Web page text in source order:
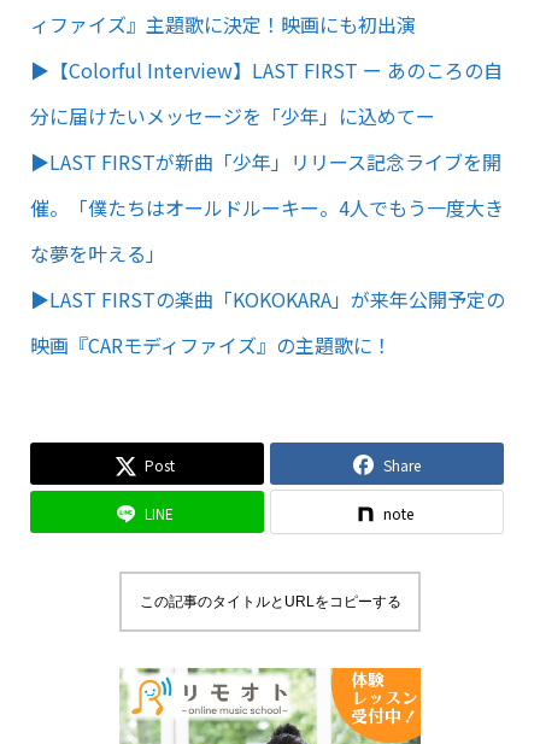
ィファイズ』主題歌に決定！映画にも初出演
▶︎【Colorful Interview】LAST FIRST ー あのころの自
分に届けたいメッセージを「少年」に込めてー
▶︎LAST FIRSTが新曲「少年」リリース記念ライブを開
催。「僕たちはオールドルーキー。4人でもう一度大き
な夢を叶える」
▶︎LAST FIRSTの楽曲「KOKOKARA」が来年公開予定の
映画『CARモディファイズ』の主題歌に！
Post Share
LINE note
この記事のタイトルとURLをコピーする